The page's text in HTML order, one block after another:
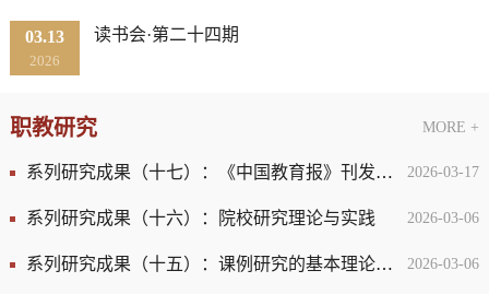
03.13
2026
读书会·第二十四期
职教研究 MORE +
2026-03-17
系列研究成果（十七）：《中国教育报》刊发山东工程职业技术...
2026-03-06
系列研究成果（十六）：院校研究理论与实践
2026-03-06
系列研究成果（十五）：课例研究的基本理论与运行手册